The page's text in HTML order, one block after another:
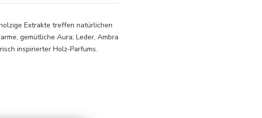
Extrakte treffen natürlichen
gemütliche Aura; Leder, Ambra
inspirierter Holz-Parfums.